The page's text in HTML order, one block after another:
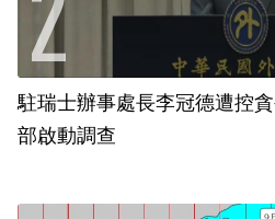
駐瑞士辦事處長李冠德遭控
部啟動調查